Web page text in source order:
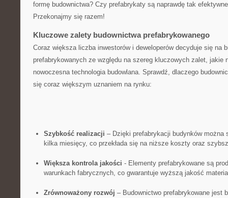
formę ‌budownictwa? Czy prefabrykaty są naprawdę tak​
Przekonajmy się razem!
Kluczowe zalety budownictwa prefabrykowanego
Coraz większa liczba⁤ inwestorów i deweloperów⁣ decyduje ⁣się ​na
prefabrykowanych ze względu na‍ szereg⁣ kluczowych zalet, jakie
nowoczesna technologia budowlana. Sprawdź, dlaczego‍
się coraz‌ większym⁣ uznaniem na‌ rynku:
Szybkość realizacji – ​Dzięki⁢ prefabrykacji‌ budynków można
⁤kilka ‍miesięcy, ​co przekłada się na niższe ⁢koszty‍ oraz
Większa kontrola jakości ⁣- Elementy ‍prefabrykowane są‌
warunkach fabrycznych, co gwarantuje‍ wyższą jakość
Zrównoważony rozwój – ⁢Budownictwo prefabrykowane jest